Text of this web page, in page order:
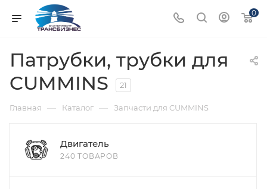
0
Патрубки, трубки для
CUMMINS
21
Главная — Каталог — Запчасти для CUMMINS
Двигатель
240 ТОВАРОВ